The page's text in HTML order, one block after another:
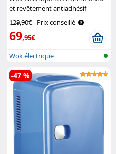
et revêtement antiadhésif
129,90€ Prix conseillé
69,95€
Wok électrique
-47 %